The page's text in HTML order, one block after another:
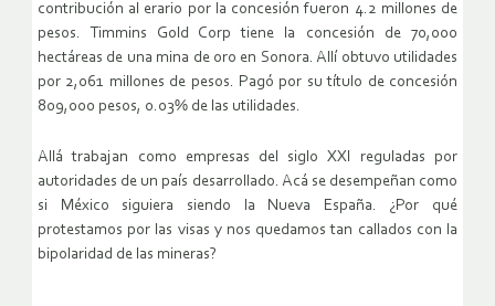
contribución al erario por la concesión fueron 4.2 millones de
pesos. Timmins Gold Corp tiene la concesión de 70,000
hectáreas de una mina de oro en Sonora. Allí obtuvo utilidades
por 2,061 millones de pesos. Pagó por su título de concesión
809,000 pesos, 0.03% de las utilidades.
Allá trabajan como empresas del siglo XXI reguladas por
autoridades de un país desarrollado. Acá se desempeñan como
si México siguiera siendo la Nueva España. ¿Por qué
protestamos por las visas y nos quedamos tan callados con la
bipolaridad de las mineras?